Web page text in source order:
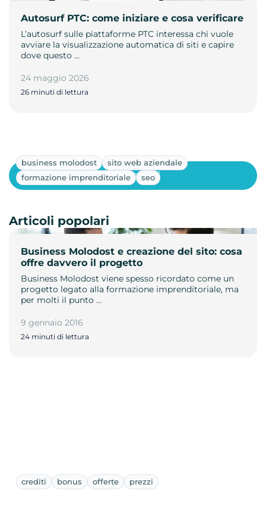
Autosurf PTC: come iniziare e cosa verificare
L’autosurf sulle piattaforme PTC interessa chi vuole
avviare la visualizzazione automatica di siti e capire
dove questo …
24 maggio 2026
26 minuti di lettura
business molodost
sito web aziendale
formazione imprenditoriale
seo
Business Molodost e creazione del sito: cosa
offre davvero il progetto
Business Molodost viene spesso ricordato come un
progetto legato alla formazione imprenditoriale, ma
per molti il punto …
9 gennaio 2016
24 minuti di lettura
Mostra altri
Articoli popolari
crediti bonus offerte prezzi